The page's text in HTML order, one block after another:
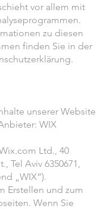
vor allem mit
zu diesen
finden Sie in der
unserer Website
WIX
Ltd., 40
Tel Aviv 6350671 ,
„WIX“).
Erstellen und zum
Wenn Sie